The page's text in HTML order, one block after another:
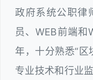
政府系统公职律
员、WEB前端和
年，十分熟悉“区
专业技术和行业